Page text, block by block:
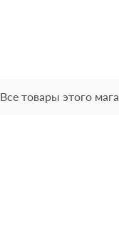
Все товары этого